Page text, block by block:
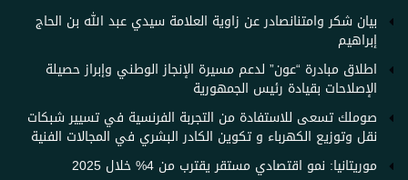
بيان شكر وامتنان​صادر عن زاوية العلامة سيدي عبد الله بن الحاج
إبراهيم
اطلاق مبادرة “عون” لدعم مسيرة الإنجاز الوطني وإبراز حصيلة
الإصلاحات بقيادة رئيس الجمهورية
صوملك تسعى للاستفادة من التجربة الفرنسية في تسيير شبكات
نقل وتوزيع الكهرباء و تكوين الكادر البشري في المجالات الفنية
موريتانيا: نمو اقتصادي مستقر يقترب من 4% خلال 2025